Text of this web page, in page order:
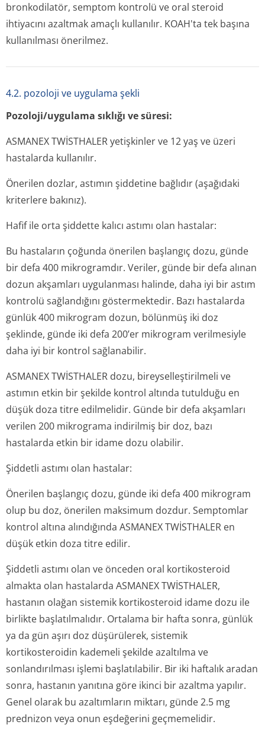
bronkodilatör, semptom kontrolü ve oral steroid
ihtiyacını azaltmak amaçlı kullanılır. KOAH'ta tek başına
kullanılması önerilmez.
4.2. pozoloji ve uygulama şekli
Pozoloji/uygulama sıklığı ve süresi:
ASMANEX TWİSTHALER yetişkinler ve 12 yaş ve üzeri
hastalarda kullanılır.
Önerilen dozlar, astımın şiddetine bağlıdır (aşağıdaki
kriterlere bakınız).
Hafif ile orta şiddette kalıcı astımı olan hastalar:
Bu hastaların çoğunda önerilen başlangıç dozu, günde
bir defa 400 mikrogramdır. Veriler, günde bir defa alınan
dozun akşamları uygulanması halinde, daha iyi bir astım
kontrolü sağlandığını göstermektedir. Bazı hastalarda
günlük 400 mikrogram dozun, bölünmüş iki doz
şeklinde, günde iki defa 200’er mikrogram verilmesiyle
daha iyi bir kontrol sağlanabilir.
ASMANEX TWİSTHALER dozu, bireyselleşti­rilmeli ve
astımın etkin bir şekilde kontrol altında tutulduğu en
düşük doza titre edilmelidir. Günde bir defa akşamları
verilen 200 mikrograma indirilmiş bir doz, bazı
hastalarda etkin bir idame dozu olabilir.
Şiddetli astımı olan hastalar:
Önerilen başlangıç dozu, günde iki defa 400 mikrogram
olup bu doz, önerilen maksimum dozdur. Semptomlar
kontrol altına alındığında ASMANEX TWİSTHALER en
düşük etkin doza titre edilir.
Şiddetli astımı olan ve önceden oral kortikosteroid
almakta olan hastalarda ASMANEX TWİSTHALER,
hastanın olağan sistemik kortikosteroid idame dozu ile
birlikte başlatılmalıdır. Ortalama bir hafta sonra, günlük
ya da gün aşırı doz düşürülerek, sistemik
kortikosteroidin kademeli şekilde azaltılma ve
sonlandırılması işlemi başlatılabilir. Bir iki haftalık aradan
sonra, hastanın yanıtına göre ikinci bir azaltma yapılır.
Genel olarak bu azaltımların miktarı, günde 2.5 mg
prednizon veya onun eşdeğerini geçmemelidir.